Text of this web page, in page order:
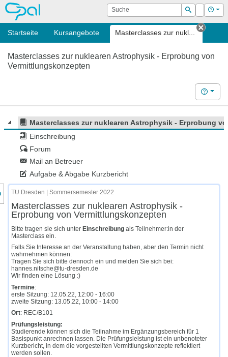
OPAL Suche
Suchen
Login Hilfe
Startseite Kursangebote Masterclasses zur nukl...
Tab
Masterclasses zur nuklearen Astrophysik - Erprobung von
Vermittlungskonzepten
Hilfe
Masterclasses zur nuklearen Astrophysik - Erprobung
Einschreibung
Forum
Mail an Betreuer
Aufgabe & Abgabe Kurzbericht
des Kursmenüs
TU Dresden | Sommersemester 2022
Masterclasses zur nuklearen Astrophysik -
Erprobung von Vermittlungskonzepten
Bitte tragen sie sich unter Einschreibung als Teilnehmer:in der
Masterclass ein.
Falls Sie Interesse an der Veranstaltung haben, aber den Termin nicht
wahrnehmen können:
Tragen Sie sich bitte dennoch ein und melden Sie sich bei:
hannes.nitsche@tu-dresden.de
Wir finden eine Lösung :)
Termine:
erste Sitzung: 12.05.22, 12:00 - 16:00
zweite Sitzung: 13.05.22, 10:00 - 14:00
Ort: REC/B101
Prüfungsleistung:
Studierende können sich die Teilnahme im Ergänzungsbereich für 1
Basispunkt anrechnen lassen. Die Prüfungsleistung ist ein unbenoteter
Kurzbericht, in dem die vorgestellten Vermittlungskonzepte reflektiert
werden sollen.